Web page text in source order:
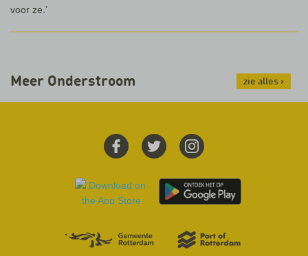
voor ze.’
Meer Onderstroom zie alles ›